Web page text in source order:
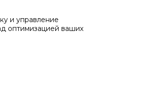
и управление
оптимизацией ваших